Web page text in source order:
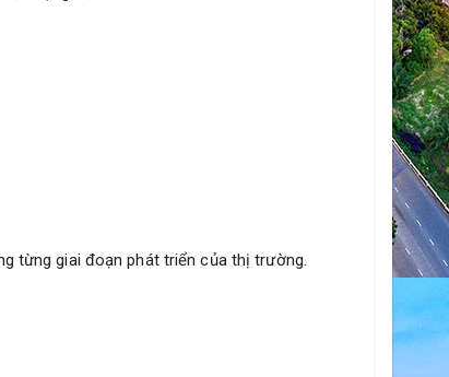
từng giai đoạn phát triển của thị trường.